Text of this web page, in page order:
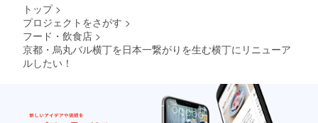
トップ >
プロジェクトをさがす >
フード・飲食店 >
京都・烏丸バル横丁を日本一繋がりを生む横丁にリニューア
ルしたい！